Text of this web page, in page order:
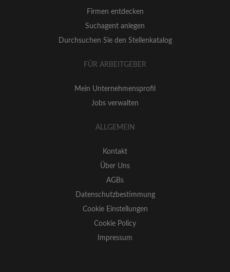
Firmen entdecken
Suchagent anlegen
Durchsuchen Sie den Stellenkatalog
FÜR ARBEITGEBER
Mein Unternehmensprofil
Jobs verwalten
ALLGEMEIN
Kontakt
Über Uns
AGBs
Datenschutzbestimmung
Cookie Einstellungen
Cookie Policy
Impressum